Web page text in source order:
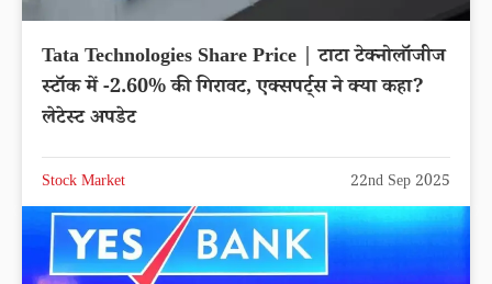
Tata Technologies Share Price | टाटा टेक्नोलॉजीज
स्टॉक में -2.60% की गिरावट, एक्सपर्ट्स ने क्या कहा?
लेटेस्ट अपडेट
Stock Market 22nd Sep 2025